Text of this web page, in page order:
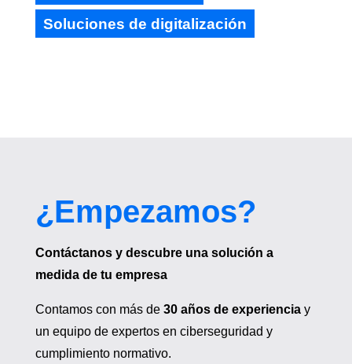
Soluciones de digitalización
¿Empezamos?
Contáctanos y descubre una solución a
medida de tu empresa
Contamos con más de 30 años de experienciay
un equipo de expertos en ciberseguridad y
cumplimiento normativo.